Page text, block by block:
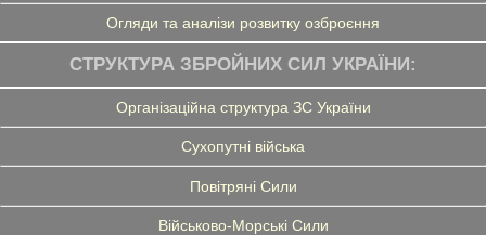
Огляди та аналізи розвитку озброєння
СТРУКТУРА ЗБРОЙНИХ СИЛ УКРАЇНИ:
Організаційна структура ЗС України
Сухопутні війська
Повітряні Сили
Військово-Морські Сили